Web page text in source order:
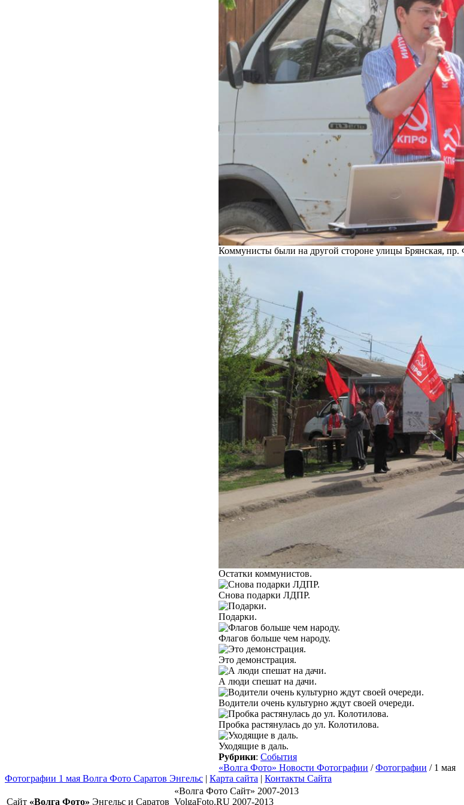
Коммунисты были на другой стороне улицы Брянская, пр.
Остатки коммунистов.
Снова подарки ЛДПР.
Подарки.
Флагов больше чем народу.
Это демонстрация.
А люди спешат на дачи.
Водители очень культурно ждут своей очереди.
Пробка растянулась до ул. Колотилова.
Уходящие в даль.
Рубрики: События
«Волга Фото» Новости Фотографии /Фотографии / 1 мая
Фотографии 1 мая Волга Фото Саратов Энгельс | Карта сайта | Контакты Сайта
Сайт «Волга Фото» Энгельс и Саратов
«Волга Фото Сайт» 2007-2013
VolgaFoto.RU 2007-2013